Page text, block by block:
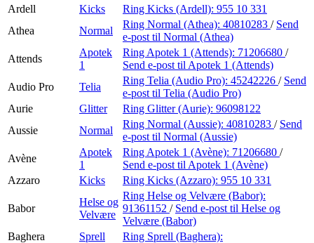
Ardell
Kicks Ring Kicks (Ardell): 955 10 331
Athea
Normal
Ring Normal (Athea): 40810283 / Send
e-post til Normal (Athea)
Attends
Apotek
1
Ring Apotek 1 (Attends): 71206680 /
Send e-post til Apotek 1 (Attends)
Audio Pro
Telia
Ring Telia (Audio Pro): 45242226 / Send
e-post til Telia (Audio Pro)
Aurie
Glitter Ring Glitter (Aurie): 96098122
Aussie
Normal
Ring Normal (Aussie): 40810283 / Send
e-post til Normal (Aussie)
Avène
Apotek
1
Ring Apotek 1 (Avène): 71206680 /
Send e-post til Apotek 1 (Avène)
Azzaro
Kicks Ring Kicks (Azzaro): 955 10 331
Babor
Helse og
Velvære
Ring Helse og Velvære (Babor):
91361152 / Send e-post til Helse og
Velvære (Babor)
Baghera
Sprell
Ring Sprell (Baghera):